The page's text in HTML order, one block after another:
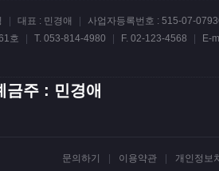
대표 : 민경애
사업자등록번호 : 515-07-
호
T. 053-814-4980 F. 02-123-4568 E-
금주 : 민경애
08.08 ✅[AJPG1004]양방배팅자판기/매충50% 녹이기성공80% 녹이기
문의하기 이용약관 개인정보